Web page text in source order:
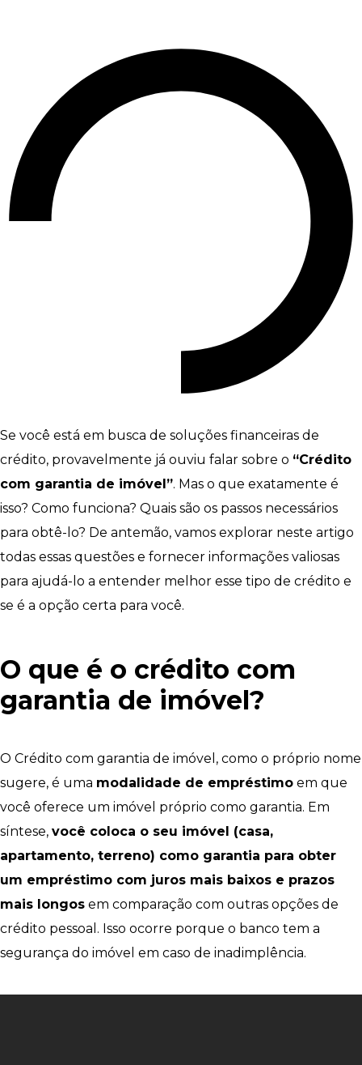
Se você está em busca de soluções financeiras de
crédito, provavelmente já ouviu falar sobre o “Crédito
com garantia de imóvel”. Mas o que exatamente é
isso? Como funciona? Quais são os passos necessários
para obtê-lo? De antemão, vamos explorar neste artigo
todas essas questões e fornecer informações valiosas
para ajudá-lo a entender melhor esse tipo de crédito e
se é a opção certa para você.
O que é o crédito com
garantia de imóvel?
O Crédito com garantia de imóvel, como o próprio nome
sugere, é uma modalidade de empréstimo em que
você oferece um imóvel próprio como garantia. Em
síntese, você coloca o seu imóvel (casa,
apartamento, terreno) como garantia para obter
um empréstimo com juros mais baixos e prazos
mais longos em comparação com outras opções de
crédito pessoal. Isso ocorre porque o banco tem a
segurança do imóvel em caso de inadimplência.